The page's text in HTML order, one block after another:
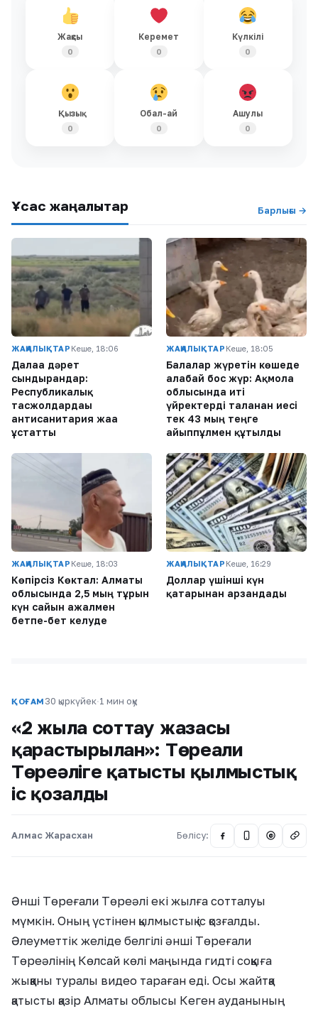
Жақсы
0
Керемет
0
Күлкілі
0
Қызық
0
Обал-ай
0
Ашулы
0
Ұқсас жаңалықтар Барлығы →
ЖАҢАЛЫҚТАР Кеше, 18:06
Далаға дәрет
сындырғандар:
Республикалық
тасжолдардағы
антисанитария жаға
ұстатты
ЖАҢАЛЫҚТАР Кеше, 18:05
Балалар жүретін көшеде
алабай бос жүр: Ақмола
облысында иті
үйректерді таланған иесі
тек 43 мың теңге
айыппұлмен құтылды
ЖАҢАЛЫҚТАР Кеше, 18:03
Көпірсіз Көктaл: Алматы
облысында 2,5 мың тұрғын
күн сайын ажалмен
бетпе-бет келуде
ЖАҢАЛЫҚТАР Кеше, 16:29
Доллар үшінші күн
қатарынан арзандады
ҚОҒАМ 30 қыркүйек·1 мин оқу
«2 жылға соттау жазасы
қарастырылған»: Төреғали
Төреәліге қатысты қылмыстық
іс қозғалды
Алмас Жарасхан Бөлісу: @
Әнші Төреғали Төреәлі екі жылға сотталуы
мүмкін. Оның үстінен қылмыстық іс қозғалды.
Әлеуметтік желіде белгілі әнші Төреғали
Төреәлінің Көлсай көлі маңында гидті соққыға
жыққаны туралы видео тараған еді. Осы жайтқа
қатысты қазір Алматы облысы Кеген ауданының